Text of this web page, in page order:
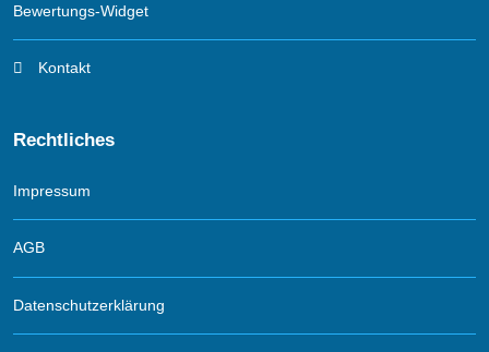
Bewertungs-Widget
Kontakt
Rechtliches
Impressum
AGB
Datenschutzerklärung